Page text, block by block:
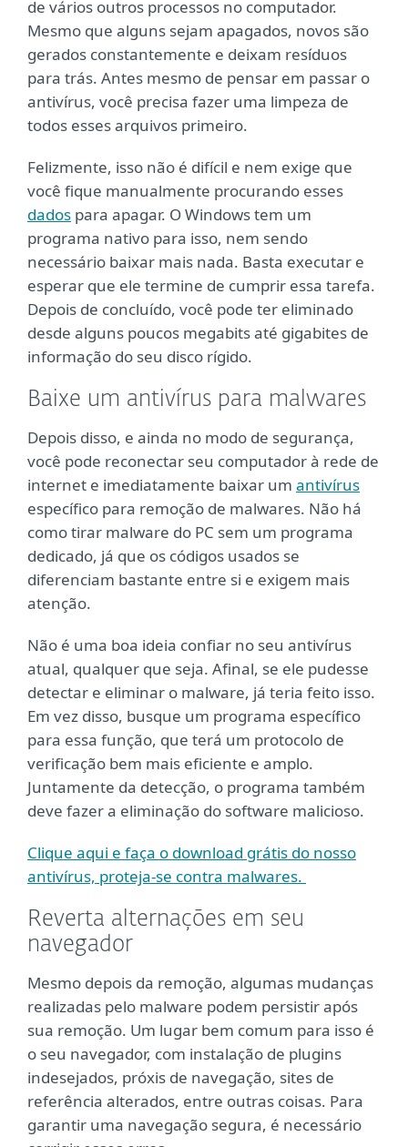
de vários outros processos no computador.
Mesmo que alguns sejam apagados, novos são
gerados constantemente e deixam resíduos
para trás. Antes mesmo de pensar em passar o
antivírus, você precisa fazer uma limpeza de
todos esses arquivos primeiro.
Felizmente, isso não é difícil e nem exige que
você fique manualmente procurando esses
dados para apagar. O Windows tem um
programa nativo para isso, nem sendo
necessário baixar mais nada. Basta executar e
esperar que ele termine de cumprir essa tarefa.
Depois de concluído, você pode ter eliminado
desde alguns poucos megabits até gigabites de
informação do seu disco rígido.
Baixe um antivírus para malwares
Depois disso, e ainda no modo de segurança,
você pode reconectar seu computador à rede de
internet e imediatamente baixar um antivírus
específico para remoção de malwares. Não há
como tirar malware do PC sem um programa
dedicado, já que os códigos usados se
diferenciam bastante entre si e exigem mais
atenção.
Não é uma boa ideia confiar no seu antivírus
atual, qualquer que seja. Afinal, se ele pudesse
detectar e eliminar o malware, já teria feito isso.
Em vez disso, busque um programa específico
para essa função, que terá um protocolo de
verificação bem mais eficiente e amplo.
Juntamente da detecção, o programa também
deve fazer a eliminação do software malicioso.
Clique aqui e faça o download grátis do nosso
antivírus, proteja-se contra malwares.
Reverta alternações em seu
navegador
Mesmo depois da remoção, algumas mudanças
realizadas pelo malware podem persistir após
sua remoção. Um lugar bem comum para isso é
o seu navegador, com instalação de plugins
indesejados, próxis de navegação, sites de
referência alterados, entre outras coisas. Para
garantir uma navegação segura, é necessário